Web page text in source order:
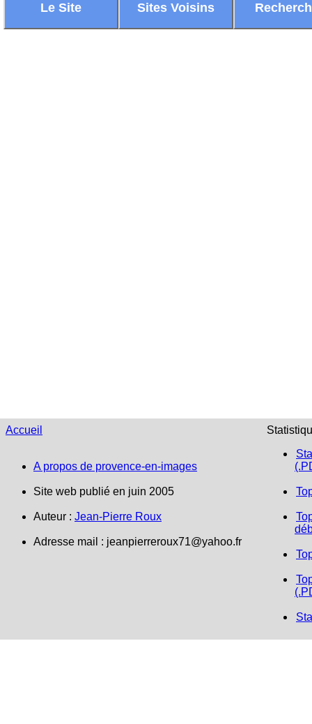
Le Site Sites Voisins
Accueil
A propos de provence-en-images
Site web publié en juin 2005
Auteur : Jean-Pierre Roux
Adresse mail : jeanpierreroux71@yahoo.fr